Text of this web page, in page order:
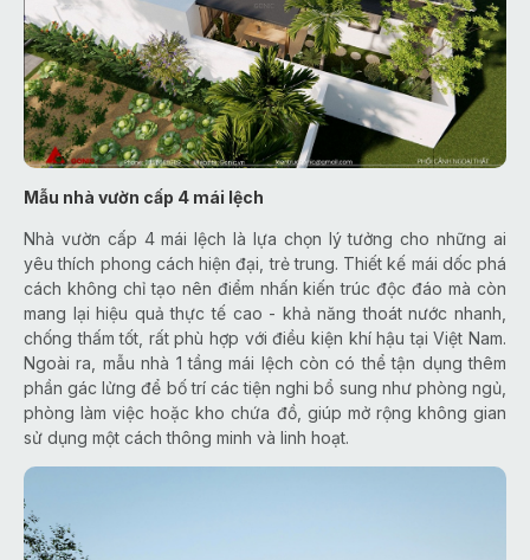
Mẫu nhà vườn cấp 4 mái lệch
Nhà vườn cấp 4 mái lệch là lựa chọn lý tưởng cho những ai
yêu thích phong cách hiện đại, trẻ trung. Thiết kế mái dốc phá
cách không chỉ tạo nên điểm nhấn kiến trúc độc đáo mà còn
mang lại hiệu quả thực tế cao - khả năng thoát nước nhanh,
chống thấm tốt, rất phù hợp với điều kiện khí hậu tại Việt Nam.
Ngoài ra, mẫu nhà 1 tầng mái lệch còn có thể tận dụng thêm
phần gác lửng để bố trí các tiện nghi bổ sung như phòng ngủ,
phòng làm việc hoặc kho chứa đồ, giúp mở rộng không gian
sử dụng một cách thông minh và linh hoạt.